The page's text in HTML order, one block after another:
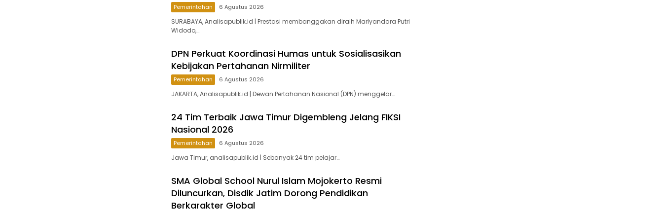
Pemerintahan 6 Agustus 2026
SURABAYA, Analisapublik.id | Prestasi membanggakan diraih Marlyandara Putri
Widodo,…
DPN Perkuat Koordinasi Humas untuk Sosialisasikan
Kebijakan Pertahanan Nirmiliter
Pemerintahan 6 Agustus 2026
JAKARTA, Analisapublik.id | Dewan Pertahanan Nasional (DPN) menggelar…
24 Tim Terbaik Jawa Timur Digembleng Jelang FIKSI
Nasional 2026
Pemerintahan 6 Agustus 2026
Jawa Timur, analisapublik.id | Sebanyak 24 tim pelajar…
SMA Global School Nurul Islam Mojokerto Resmi
Diluncurkan, Disdik Jatim Dorong Pendidikan
Berkarakter Global